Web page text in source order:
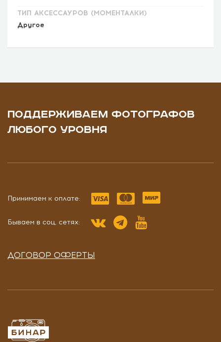
ТИП АКСЕССАУРОВ (МОМЕНТАЛКИ)
Другое
ПОДДЕРЖИВАЕМ ФОТОГРАФОВ
ЛЮБОГО УРОВНЯ
Принимаем к оплате:
Бываем в соц. сетях:
ДОГОВОР ОФЕРТЫ